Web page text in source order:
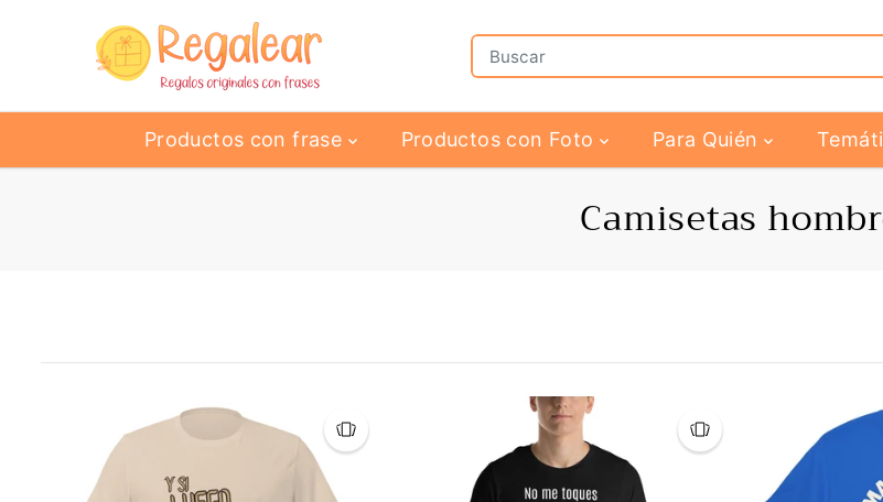
CONTENIDO
Productos con frase Productos con Foto Para Quién
Camisetas